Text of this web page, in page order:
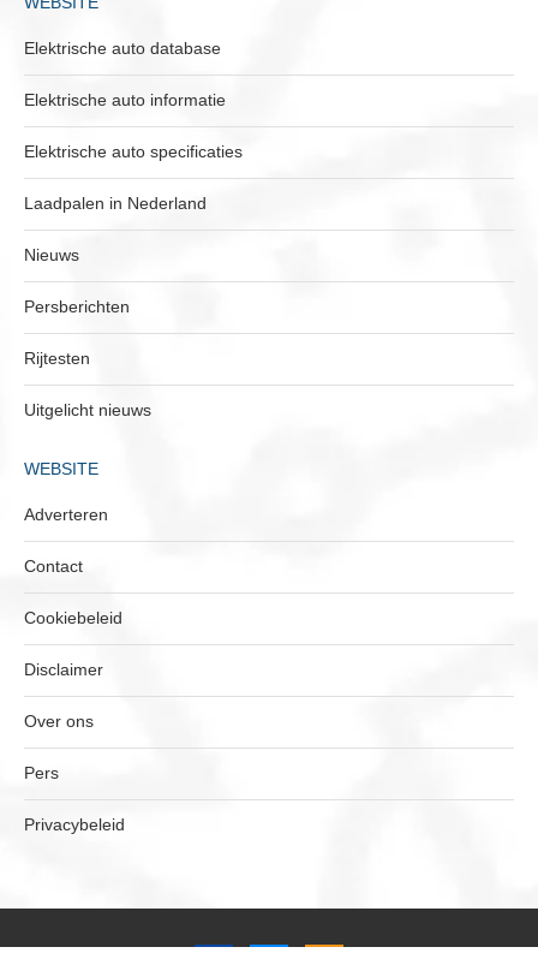
Elektrische auto database
Elektrische auto informatie
Elektrische auto specificaties
Laadpalen in Nederland
Nieuws
Persberichten
Rijtesten
Uitgelicht nieuws
WEBSITE
Adverteren
Contact
Cookiebeleid
Disclaimer
Over ons
Pers
Privacybeleid